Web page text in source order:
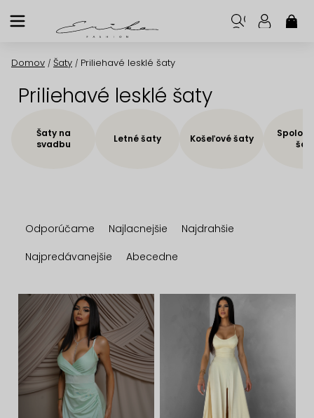
na
Domov / Šaty / Priliehavé lesklé šaty
Priliehavé lesklé šaty
Šaty na
svadbu
Letné šaty Košeľové šaty
a
d
n
i
e
p
r
Odporúčame Najlacnejšie
Najdrahšie
Najpredávanejšie
Abecedne
V
ý
p
s